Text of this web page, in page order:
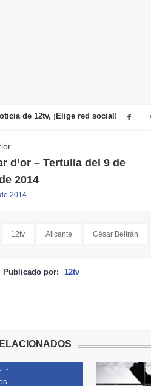
de 12tv, ¡Elige red social!
d’or – Tertulia del 9 de
2014
2014
12tv Alicante César Beltrán
Publicado por: 12tv
-